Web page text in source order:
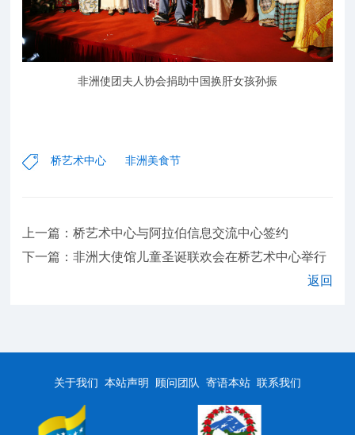
非洲使团夫人协会捐助中国换肝女孩孙振
桥艺术中心 非洲美食节
上一篇：桥艺术中心与阿拉伯信息交流中心签约
下一篇：非洲大使馆儿童圣诞联欢会在桥艺术中心举行
返回
关于我们 本站声明 顾问团队 寄语本站 联系我们